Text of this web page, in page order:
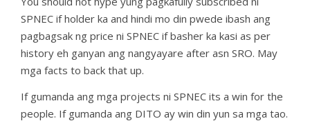
SPNEC if holder ka and hindi mo din pwede ibash ang
pagbagsak ng price ni SPNEC if basher ka kasi as per
history eh ganyan ang nangyayare after asn SRO. May
mga facts to back that up.
If gumanda ang mga projects ni SPNEC its a win for the
people. If gumanda ang DITO ay win din yun sa mga tao.